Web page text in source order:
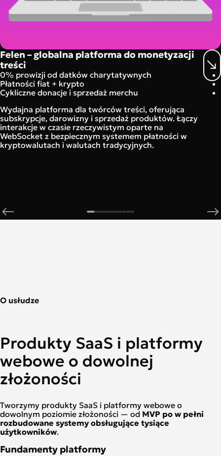
Felen – globalna platforma do monetyzacji
treści
0% prowizji od datków charytatywnych
Płatności fiat + krypto
Cykliczne donacje i sprzedaż merchu
Wydajna platforma dla twórców treści, oferująca
subskrypcje, darowizny i sprzedaż produktów. Łączy
interakcje w czasie rzeczywistym oparte na
WebSocket z bezpiecznym systemem płatności w
kryptowalutach i walutach tradycyjnych.
O usłudze
Produkty SaaS i platformy
webowe o dowolnej
złożoności
Tworzymy produkty SaaS i platformy webowe o
dowolnym poziomie złożoności — od MVP po w pełni
rozbudowane systemy obsługujące tysiące
użytkowników.
Fundamenty platformy